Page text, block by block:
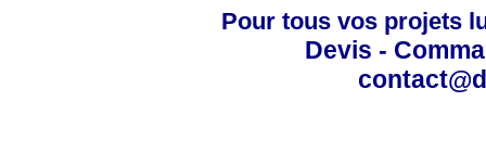
Pour tous vos projets
Devis -